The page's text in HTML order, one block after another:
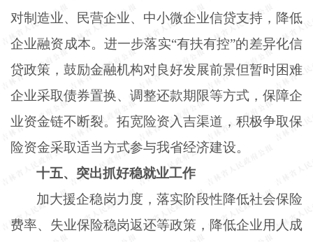
对制造业、民营企业、中小微企业信贷支持，降低
企业融资成本。进一步落实“有扶有控”的差异化信
贷政策，鼓励金融机构对良好发展前景但暂时困难
企业采取债券置换、调整还款期限等方式，保障企
业资金链不断裂。拓宽险资入吉渠道，积极争取保
险资金采取适当方式参与我省经济建设。
十五、突出抓好稳就业工作
加大援企稳岗力度，落实阶段性降低社会保险
费率、失业保险稳岗返还等政策，降低企业用人成